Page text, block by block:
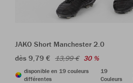
JAKO Short Manchester 2.0
dès 9,79 € 13,99 € 30 %
disponible en 19 couleurs
différentes
19
Couleurs